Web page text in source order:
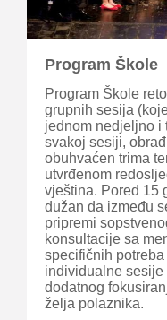
Program Škole
Program Škole
grupnih sesija
jednom nedjeljno i
svakoj sesiji,
obuhvaćen trima
utvrđenom
vještina. Pored 15
dužan da između
pripremi
konsultacije sa
specifičnih
individualne sesije
dodatnog
želja polaznika.